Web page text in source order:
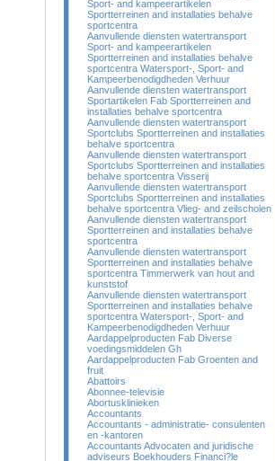
Sport- and kampeerartikelen
Sportterreinen and installaties behalve
sportcentra
Aanvullende diensten watertransport
Sport- and kampeerartikelen
Sportterreinen and installaties behalve
sportcentra Watersport-, Sport- and
Kampeerbenodigdheden Verhuur
Aanvullende diensten watertransport
Sportartikelen Fab Sportterreinen and
installaties behalve sportcentra
Aanvullende diensten watertransport
Sportclubs Sportterreinen and installaties
behalve sportcentra
Aanvullende diensten watertransport
Sportclubs Sportterreinen and installaties
behalve sportcentra Visserij
Aanvullende diensten watertransport
Sportclubs Sportterreinen and installaties
behalve sportcentra Vlieg- and zeilscholen
Aanvullende diensten watertransport
Sportterreinen and installaties behalve
sportcentra
Aanvullende diensten watertransport
Sportterreinen and installaties behalve
sportcentra Timmerwerk van hout and
kunststof
Aanvullende diensten watertransport
Sportterreinen and installaties behalve
sportcentra Watersport-, Sport- and
Kampeerbenodigdheden Verhuur
Aardappelproducten Fab Diverse
voedingsmiddelen Gh
Aardappelproducten Fab Groenten and
fruit
Abattoirs
Abonnee-televisie
Abortusklinieken
Accountants
Accountants - administratie- consulenten
en -kantoren
Accountants Advocaten and juridische
adviseurs Boekhouders Financi?le